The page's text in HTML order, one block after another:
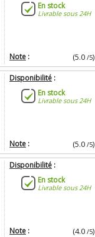
En stock
Livrable sous 24H
Note : (5.0 /5)
Disponibilité :
En stock
Livrable sous 24H
Note : (5.0 /5)
Disponibilité :
En stock
Livrable sous 24H
Note : (4.0 /5)